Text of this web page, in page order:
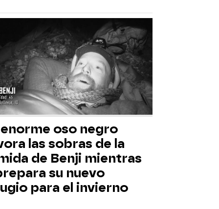
oso negro
las sobras de la
de Benji mientras
su nuevo
para el invierno